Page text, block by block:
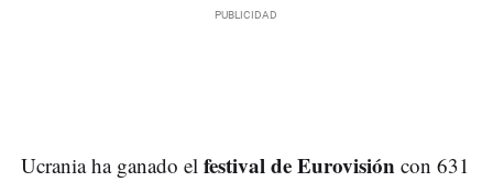
Ucrania ha ganado el festival de Eurovisión con 631